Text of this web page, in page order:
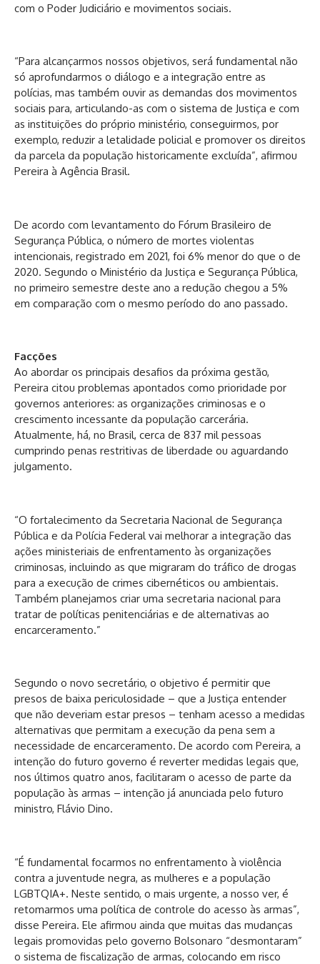
com o Poder Judiciário e movimentos sociais.
“Para alcançarmos nossos objetivos, será fundamental não
só aprofundarmos o diálogo e a integração entre as
polícias, mas também ouvir as demandas dos movimentos
sociais para, articulando-as com o sistema de Justiça e com
as instituições do próprio ministério, conseguirmos, por
exemplo, reduzir a letalidade policial e promover os direitos
da parcela da população historicamente excluída”, afirmou
Pereira à Agência Brasil.
De acordo com levantamento do Fórum Brasileiro de
Segurança Pública, o número de mortes violentas
intencionais, registrado em 2021, foi 6% menor do que o de
2020. Segundo o Ministério da Justiça e Segurança Pública,
no primeiro semestre deste ano a redução chegou a 5%
em comparação com o mesmo período do ano passado.
Facções
Ao abordar os principais desafios da próxima gestão,
Pereira citou problemas apontados como prioridade por
governos anteriores: as organizações criminosas e o
crescimento incessante da população carcerária.
Atualmente, há, no Brasil, cerca de 837 mil pessoas
cumprindo penas restritivas de liberdade ou aguardando
julgamento.
“O fortalecimento da Secretaria Nacional de Segurança
Pública e da Polícia Federal vai melhorar a integração das
ações ministeriais de enfrentamento às organizações
criminosas, incluindo as que migraram do tráfico de drogas
para a execução de crimes cibernéticos ou ambientais.
Também planejamos criar uma secretaria nacional para
tratar de políticas penitenciárias e de alternativas ao
encarceramento.”
Segundo o novo secretário, o objetivo é permitir que
presos de baixa periculosidade – que a Justiça entender
que não deveriam estar presos – tenham acesso a medidas
alternativas que permitam a execução da pena sem a
necessidade de encarceramento. De acordo com Pereira, a
intenção do futuro governo é reverter medidas legais que,
nos últimos quatro anos, facilitaram o acesso de parte da
população às armas – intenção já anunciada pelo futuro
ministro, Flávio Dino.
“É fundamental focarmos no enfrentamento à violência
contra a juventude negra, as mulheres e a população
LGBTQIA+. Neste sentido, o mais urgente, a nosso ver, é
retomarmos uma política de controle do acesso às armas”,
disse Pereira. Ele afirmou ainda que muitas das mudanças
legais promovidas pelo governo Bolsonaro “desmontaram”
o sistema de fiscalização de armas, colocando em risco